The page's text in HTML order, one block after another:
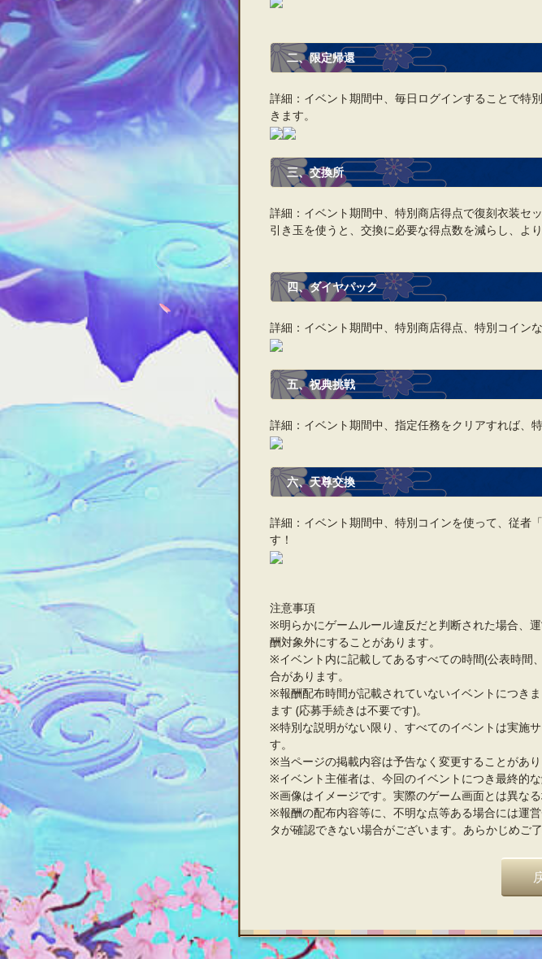
二、限定帰還
詳細：イベント期間中、毎日ログインすることで特
きます。
三、交換所
詳細：イベント期間中、特別商店得点で復刻衣装セ
引き玉を使うと、交換に必要な得点数を減らし、よ
四、ダイヤパック
詳細：イベント期間中、特別商店得点、特別コイン
五、祝典挑戦
詳細：イベント期間中、指定任務をクリアすれば、
六、天尊交換
詳細：イベント期間中、特別コインを使って、従者「
す！
注意事項
※明らかにゲームルール違反だと判断された場合、
酬対象外にすることがあります。
※イベント内に記載してあるすべての時間(公表時間
合があります。
※報酬配布時間が記載されていないイベントにつき
ます (応募手続きは不要です)。
※特別な説明がない限り、すべてのイベントは実施
す。
※当ページの掲載内容は予告なく変更することがあ
※イベント主催者は、今回のイベントにつき最終的な
※画像はイメージです。実際のゲーム画面とは異なる
※報酬の配布内容等に、不明な点等ある場合には運
タが確認できない場合がございます。あらかじめご